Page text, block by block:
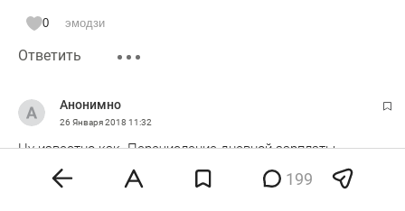
0 эмодзи
Ответить
Анонимно
26 Января 2018 11:32
Ну известно как. Перечисление дневной зарплаты
бюджетников в этот фонд. Всегда же так финансировали,
199